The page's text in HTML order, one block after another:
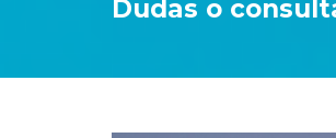
Dudas o